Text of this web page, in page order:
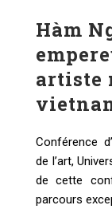
Hàm
artiste
Conférence
de l’art,
de cette
parcours